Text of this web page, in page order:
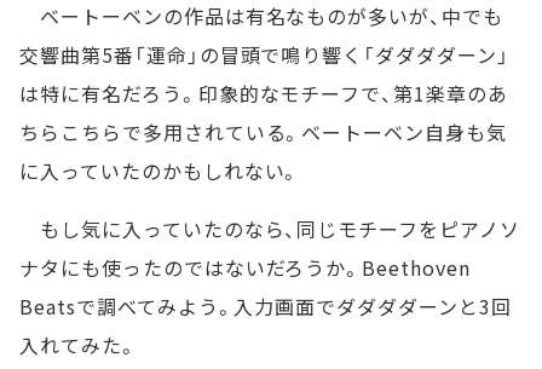
ベートーベンの作品は有名なものが多いが、中でも
交響曲第5番「運命」の冒頭で鳴り響く「ダダダダーン」
は特に有名だろう。印象的なモチーフで、第1楽章のあ
ちらこちらで多用されている。ベートーベン自身も気
に入っていたのかもしれない。
もし気に入っていたのなら、同じモチーフをピアノソ
ナタにも使ったのではないだろうか。Beethoven
Beatsで調べてみよう。入力画面でダダダダーンと3回
入れてみた。